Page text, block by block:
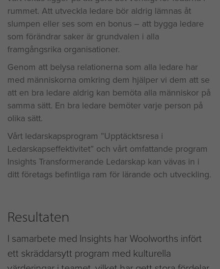
rummet. Att utveckla ledare bör aldrig lämnas åt
slumpen eller ses som en bonus – att bygga ledare
som förändrar saker är grundvalen i alla
framgångsrika organisationer.
Genom att belysa relationerna som alla ledare har
med människorna omkring dem hjälper vi dem att se
att en bra ledare aldrig kan bemöta alla människor på
samma sätt. En bra ledare bemöter varje person på
olika sätt.
Vårt ledarskapsprogram ”Upptäcktsresa i
Ledarskapseffektivitet” och vårt omfattande program
Insights Transformerande Ledarskap kan vävas in i
ditt företags befintliga ram för lärande och utveckling.
Resultaten
I samarbete med Insights har Woolworths infört
ett skräddarsytt program med kulturella